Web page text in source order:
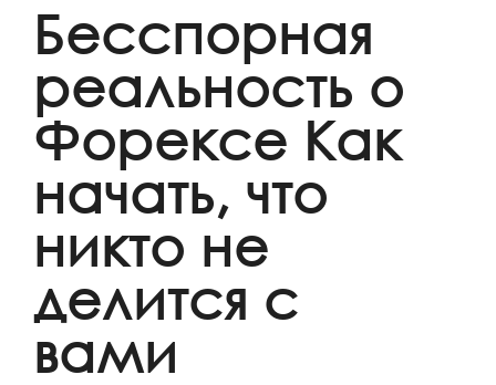
Бесспорная
реальность о
Форексе Как
начать, что
никто не
делится с
вами